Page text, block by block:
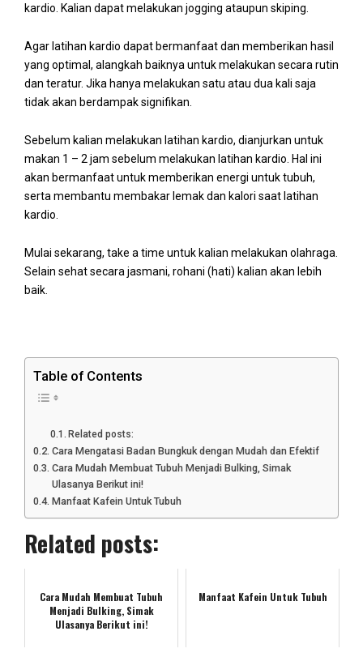
kardio. Kalian dapat melakukan jogging ataupun skiping.
Agar latihan kardio dapat bermanfaat dan memberikan hasil
yang optimal, alangkah baiknya untuk melakukan secara rutin
dan teratur. Jika hanya melakukan satu atau dua kali saja
tidak akan berdampak signifikan.
Sebelum kalian melakukan latihan kardio, dianjurkan untuk
makan 1 – 2 jam sebelum melakukan latihan kardio. Hal ini
akan bermanfaat untuk memberikan energi untuk tubuh,
serta membantu membakar lemak dan kalori saat latihan
kardio.
Mulai sekarang, take a time untuk kalian melakukan olahraga.
Selain sehat secara jasmani, rohani (hati) kalian akan lebih
baik.
Table of Contents
Related posts:
Cara Mengatasi Badan Bungkuk dengan Mudah dan Efektif
Cara Mudah Membuat Tubuh Menjadi Bulking, Simak
Ulasanya Berikut ini!
Manfaat Kafein Untuk Tubuh
Related posts:
Cara Mudah Membuat Tubuh
Menjadi Bulking, Simak
Ulasanya Berikut ini!
Manfaat Kafein Untuk Tubuh